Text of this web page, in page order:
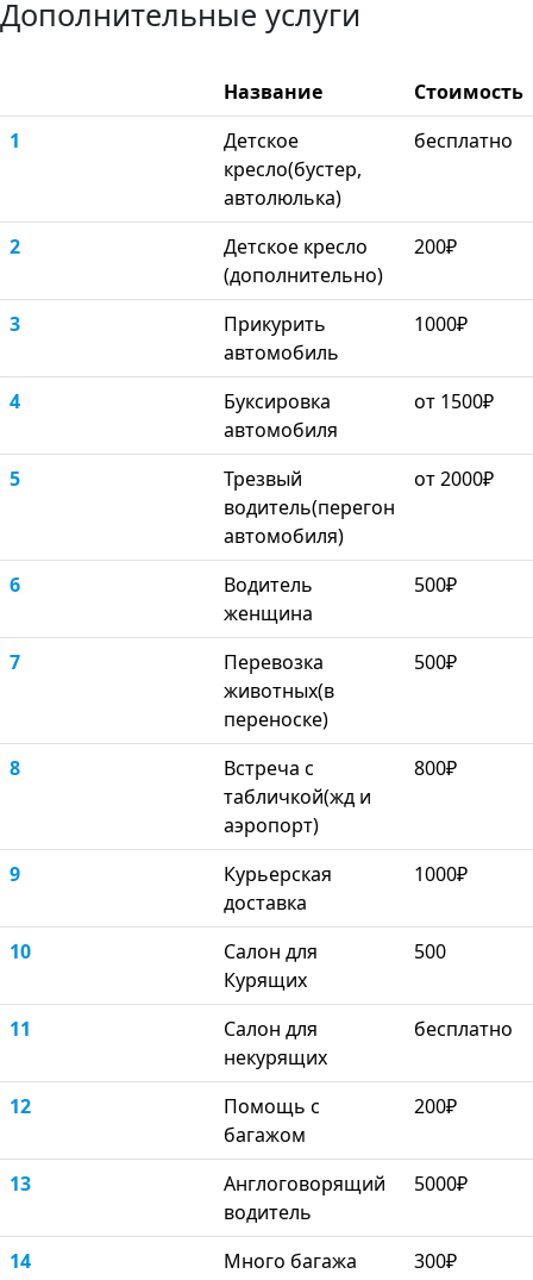
Дополнительные услуги
Название
Стоимость
1
Детское
кресло(бустер,
автолюлька)
бесплатно
2
Детское кресло
(дополнительно)
200₽
3
Прикурить
автомобиль
1000₽
4
Буксировка
автомобиля
от 1500₽
5
Трезвый
водитель(перегон
автомобиля)
от 2000₽
6
Водитель
женщина
500₽
7
Перевозка
животных(в
переноске)
500₽
8
Встреча с
табличкой(жд и
аэропорт)
800₽
9
Курьерская
доставка
1000₽
10
Салон для
Курящих
500
11
Салон для
некурящих
бесплатно
12
Помощь с
багажом
200₽
13
Англоговорящий
водитель
5000₽
14 Много багажа
300₽